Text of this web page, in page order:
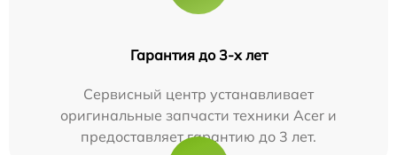
Гарантия до 3-х лет
Сервисный центр устанавливает
оригинальные запчасти техники Acer и
предоставляет гарантию до 3 лет.